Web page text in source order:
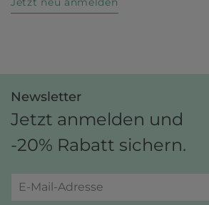
Newsletter
Jetzt anmelden und
-20% Rabatt sichern.